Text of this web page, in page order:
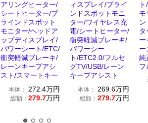
アリングヒーター/
シートヒーター/ブ
ラインドスポット
モニター/ヘッドア
ップディスプレイ/
パワーシート/ETC/
衝突軽減ブレーキ/
レーンキープアシ
スト/スマートキー
本体： 272.4万円
総額： 279.7万円
ィスプレイ/ブライ
ンドスポットモニ
ター/ワイヤレス充
電/シートヒーター/
衝突軽減ブレーキ/
パワーシー
ト/ETC2.0/フルセ
グTV/USB/レーン
キープアシスト
本体： 269.6万円
総額： 279.7万円
モ
ー
ー
純
フ